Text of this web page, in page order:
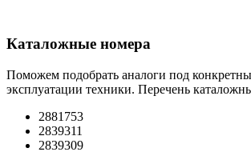
Каталожные номера
Поможем подобрать аналоги под
эксплуатации техники. Перечень
2881753
2839311
2839309